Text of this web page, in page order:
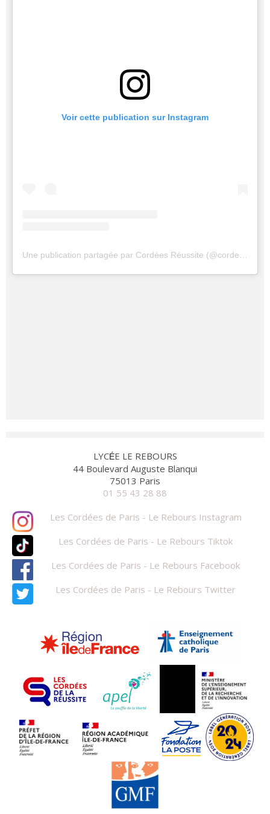
Voir cette publication sur Instagram
LYCÉE LE REBOURS
44 Boulevard Auguste Blanqui
75013 Paris
01 55 43 28 88
Les Cordées de Paris - Le Rebours Instagram
Les Cordées de Paris - Le Rebours Tiktok
Les Cordées de Paris - Le Rebours Facebook
Les Cordées de Paris - Le Rebours Twitter